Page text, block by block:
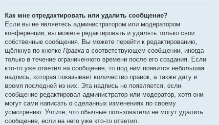
Как мне отредактировать или удалить сообщение?
Если вы не являетесь администратором или модератором
конференции, вы можете редактировать и удалять только свои
собственные сообщения. Вы можете перейти к редактированию,
щёлкнув по кнопке Правка в соответствующем сообщении, иногда
только в течение ограниченного времени после его создания. Если
кто-то уже ответил на сообщение, то под ним появится небольшая
надпись, которая показывает количество правок, а также дату и
время последней из них. Эта надпись не появляется, если
сообщение редактировал администратор или модератор, хотя они
могут сами написать о сделанных изменениях по своему
усмотрению. Учтите, что обычные пользователи не могут удалить
сообщение, если на него уже кто-то ответил.